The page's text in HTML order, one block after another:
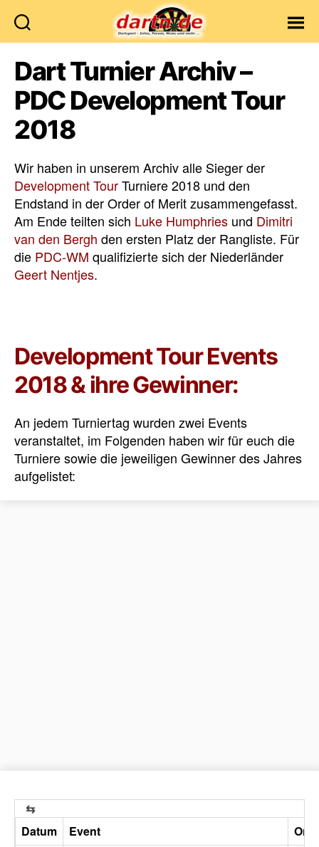
Dart Turnier Archiv –
PDC Development Tour
2018
Wir haben in unserem Archiv alle Sieger der
Development TourTurniere 2018 und den
Endstand in der Order of Merit zusammengefasst.
Am Ende teilten sich Luke Humphries und Dimitri
van den Bergh den ersten Platz der Rangliste. Für
die PDC-WM qualifizierte sich der Niederländer
Geert Nentjes.
Development Tour Events
2018 & ihre Gewinner:
An jedem Turniertag wurden zwei Events
veranstaltet, im Folgenden haben wir für euch die
Turniere sowie die jeweiligen Gewinner des Jahres
aufgelistet:
Datum Event
Ort